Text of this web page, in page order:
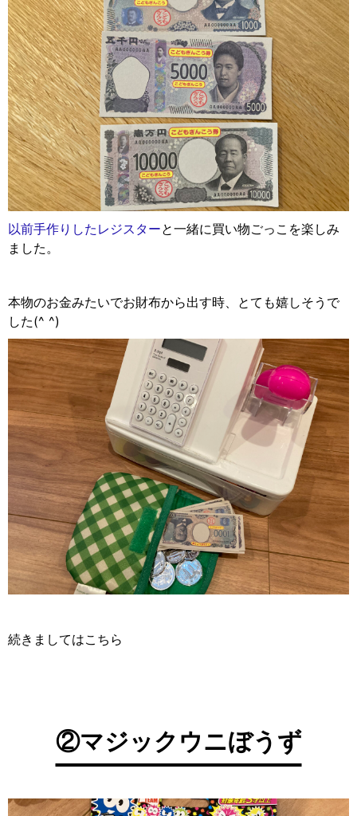
以前手作りしたレジスターと一緒に買い物ごっこを楽しみ
ました。
本物のお金みたいでお財布から出す時、とても嬉しそうで
した(^ ^)
続きましてはこちら
②マジックウニぼうず